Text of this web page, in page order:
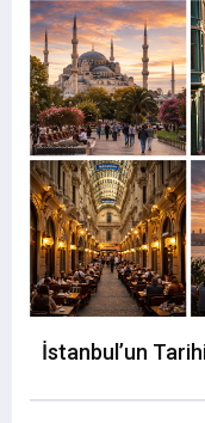
İstanbul’un